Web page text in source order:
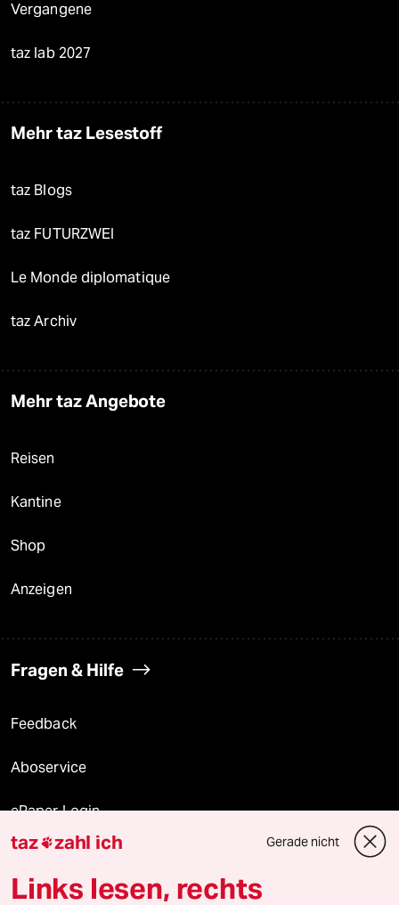
Vergangene
taz lab 2027
Mehr taz Lesestoff
taz Blogs
taz FUTURZWEI
Le Monde diplomatique
taz Archiv
Mehr taz Angebote
Reisen
Kantine
Shop
Anzeigen
Fragen & Hilfe
Feedback
Aboservice
ePaper Login
Downloads für Abonnierende
taz zahl ich Gerade nicht
Links lesen, rechts